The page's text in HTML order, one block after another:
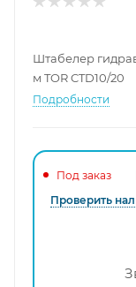
Штабелер
м TOR CTD10/20
Подробности
Под заказ
Проверить